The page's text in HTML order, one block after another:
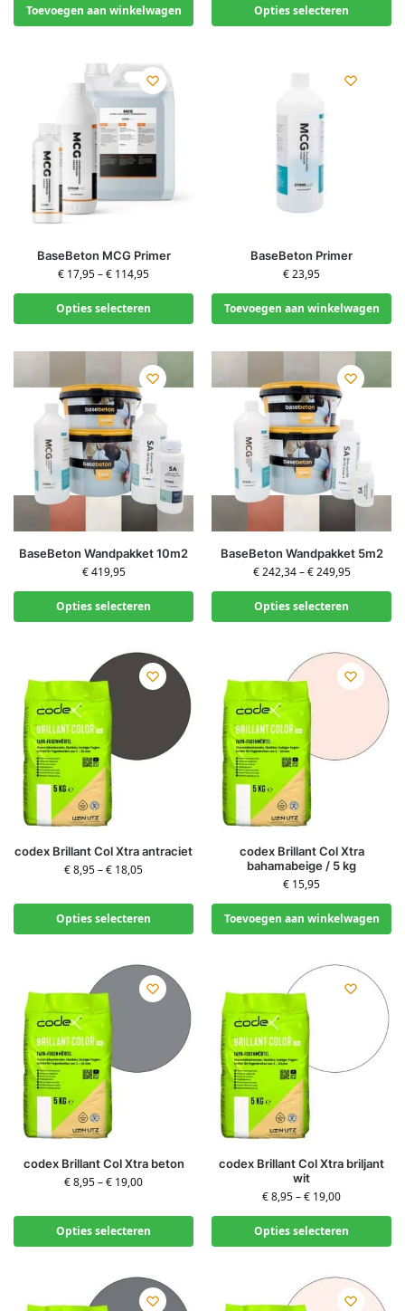
Toevoegen aan winkelwagen Opties selecteren
BaseBeton MCG Primer
€ 17,95–€ 114,95
Opties selecteren
BaseBeton Primer
€23,95
Toevoegen aan winkelwagen
BaseBeton Wandpakket 10m2
€419,95
Opties selecteren
BaseBeton Wandpakket 5m2
€242,34–€249,95
Opties selecteren
codex Brillant Col Xtra antraciet
€8,95–€ 18,05
Opties selecteren
codex Brillant Col Xtra
bahamabeige / 5 kg
€ 15,95
Toevoegen aan winkelwagen
codex Brillant Col Xtra beton
€8,95–€ 19,00
Opties selecteren
codex Brillant Col Xtra briljant
wit
€8,95–€ 19,00
Opties selecteren